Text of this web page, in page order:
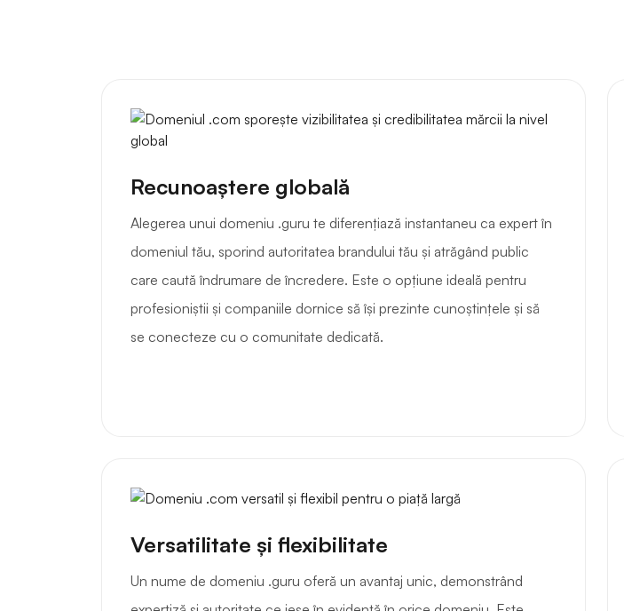
Recunoaștere globală
Alegerea unui domeniu .guru te diferențiază instantaneu ca expert în
domeniul tău, sporind autoritatea brandului tău și atrăgând public
care caută îndrumare de încredere. Este o opțiune ideală pentru
profesioniștii și companiile dornice să își prezinte cunoștințele și să
se conecteze cu o comunitate dedicată.
Versatilitate și flexibilitate
Un nume de domeniu .guru oferă un avantaj unic, demonstrând